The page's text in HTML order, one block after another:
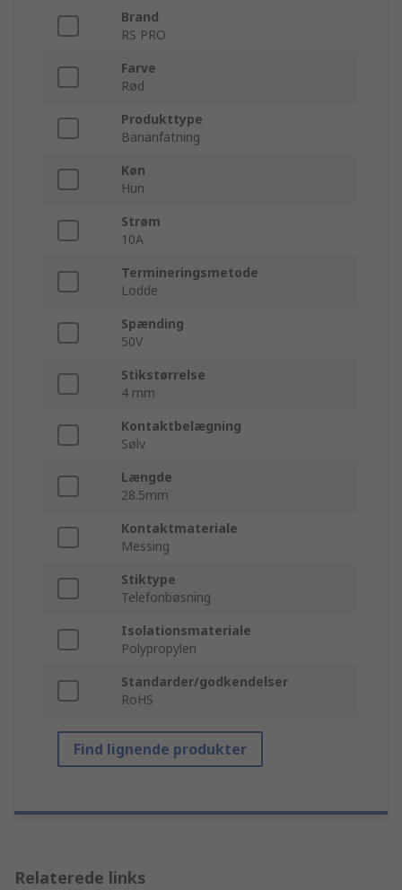
Brand
RS PRO
Farve
Rød
Produkttype
Bananfatning
Køn
Hun
Strøm
10A
Termineringsmetode
Lodde
Spænding
50V
Stikstørrelse
4 mm
Kontaktbelægning
Sølv
Længde
28.5mm
Kontaktmateriale
Messing
Stiktype
Telefonbøsning
Isolationsmateriale
Polypropylen
Standarder/godkendelser
RoHS
Find lignende produkter
Relaterede links